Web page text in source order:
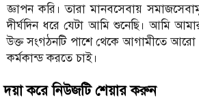
জ্ঞাপন করি। তারা মানবসেবায়
দীর্ঘদিন ধরে যেটা আমি শুনেছি। আমি
উক্ত সংগঠনটি পাশে থেকে আগামীতে আরো
কর্মকান্ড করতে চাই।
দয়া করে নিউজটি শেয়ার করুন